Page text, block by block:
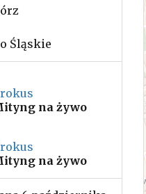
Śląskie
na żywo
na żywo